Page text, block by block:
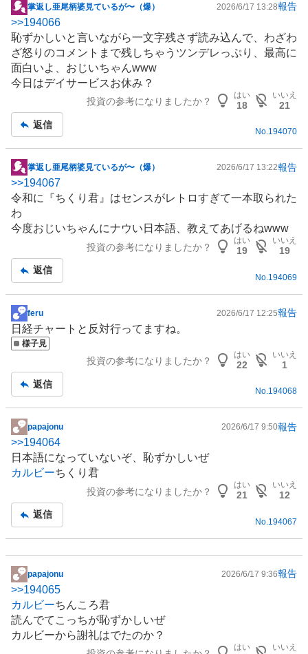
掲
示
板
記
事
掌返し亜尾柄婆見ているが〜（爆） 2026/6/17 13:28報告
>>194066
恥ずかしいと言いながら一文字残さず読み込んで、わざわ
ざ怒りのコメントまで残しちゃうツンデレっぷり、最高に
面白いよ、おじいちゃんwww
今日はデイサービスお休み？
投資の参考になりましたか？
はい
18
いいえ
21
返信
No.194070
掲
示
板
記
事
掌返し亜尾柄婆見ているが〜（爆） 2026/6/17 13:22報告
>>194067
令和に『ちくり君』はセンスがレトロすぎて一本取られた
わ
今度おじいちゃんにナウい日本語、教えてあげるねwww
投資の参考になりましたか？
はい
19
いいえ
19
返信
No. 194069
掲
示
板
feru 2026/6/17 12:25報告
日経チャートと反対行ってますね。
様子見
投資の参考になりましたか？
はい
22
いいえ
1
返信
No.194068
掲
示
板
記
papajonu 2026/6/17 9:50報告
>>194064
日本語になっていないぞ、恥ずかしいぜ
カルビーちくり君
投資の参考になりましたか？
はい
21
いいえ
12
返信
No. 194067
掲
示
板
記
事
papajonu 2026/6/17 9:36報告
>>194065
カルビーちんころ君
読んでてこっちが恥ずかしいぜ
カルビーから謝礼はでたのか？
はい いいえ